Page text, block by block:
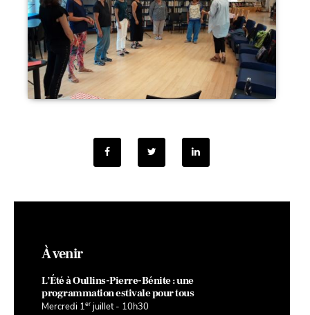
À venir
L’Été à Oullins-Pierre-Bénite : une
programmation estivale pour tous
Mercredi 1er juillet - 10h30